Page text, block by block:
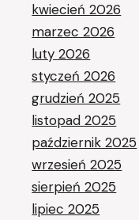
kwiecień 2026
marzec 2026
luty 2026
styczeń 2026
grudzień 2025
listopad 2025
październik 2025
wrzesień 2025
sierpień 2025
lipiec 2025